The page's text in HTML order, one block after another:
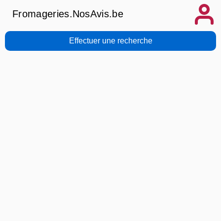
Fromageries.NosAvis.be
Effectuer une recherche